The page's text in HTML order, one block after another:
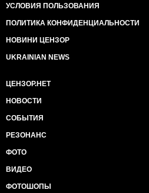
УСЛОВИЯ ПОЛЬЗОВАНИЯ
ПОЛИТИКА КОНФИДЕНЦИАЛЬНОСТИ
НОВИНИ ЦЕНЗОР
UKRAINIAN NEWS
ЦЕНЗОР.НЕТ
НОВОСТИ
СОБЫТИЯ
РЕЗОНАНС
ФОТО
ВИДЕО
ФОТОШОПЫ